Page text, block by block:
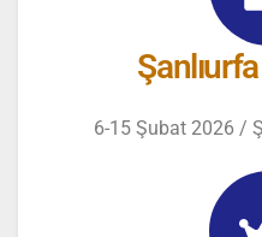
Şanlıurfa
6-15 Şubat 2026 /